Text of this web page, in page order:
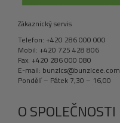
Zákaznický servis
Telefon: +420 286 000 000
Mobil: +420 725 428 806
Fax: +420 286 000 080
E-mail: bunzlcs@bunzlcee.com
Pondělí – Pátek 7,30 – 16,00
O SPOLEČNOSTI